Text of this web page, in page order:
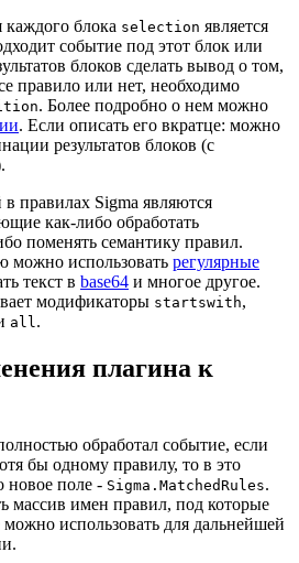
каждого блока selection является
событие под этот блок или
блоков сделать вывод о том,
правило или нет, необходимо
. Более подробно о нем можно
. Если описать его вкратце: можно
результатов блоков (с
правилах Sigma являются
как-либо обработать
поменять семантику правил.
использовать регулярные
текст в base64 и многое другое.
модификаторы startswith,
all.
плагина к
обработал событие, если
бы одному правилу, то в это
новое поле - Sigma.MatchedRules.
массив имен правил, под которые
использовать для дальнейшей